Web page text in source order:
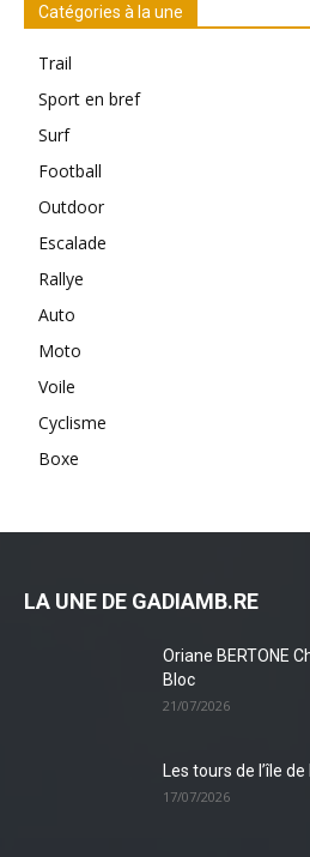
Catégories à la une
Trail
Sport en bref
Surf
Football
Outdoor
Escalade
Rallye
Auto
Moto
Voile
Cyclisme
Boxe
LA UNE DE GADIAMB.RE
Oriane BERTONE
Bloc
21/07/2026
Les tours de l’île
17/07/2026